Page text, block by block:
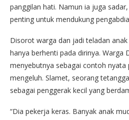
panggilan hati. Namun ia juga
penting untuk mendukung
Disorot warga dan jadi teladan
hanya berhenti pada dirinya. Warga
menyebutnya sebagai contoh
mengeluh. Slamet, seorang
sebagai penggerak kecil yang
“Dia pekerja keras. Banyak anak